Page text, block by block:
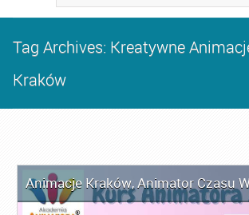
Tag Archives: Kreatywne
Kraków
Animacje Kraków,Animator Czasu